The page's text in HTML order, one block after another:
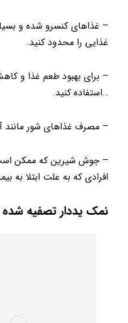
– غذاهای کنسرو شده و
غذایی را محدود کنید.
– برای بهبود طعم غذا و
…استفاده کنید.
– مصرف غذاهای شور مانند
– جوش شیرین که ممکن است
افرادی که به علت ابتلا
نمک یددار تصفیه